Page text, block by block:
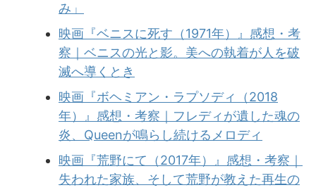
み」
映画『ベニスに死す（1971年）』感想・考
察｜ベニスの光と影。美への執着が人を破
滅へ導くとき
映画『ボヘミアン・ラプソディ（2018
年）』感想・考察｜フレディが遺した魂の
炎、Queenが鳴らし続けるメロディ
映画『荒野にて（2017年）』感想・考察｜
失われた家族、そして荒野が教えた再生の